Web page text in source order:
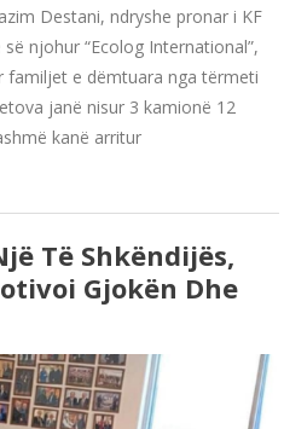
Destani, ndryshe pronar i KF
njohur “Ecolog International”,
familjet e dëmtuara nga tërmeti
janë nisur 3 kamionë 12
kanë arritur
Të Shkëndijës,
Gjokën Dhe